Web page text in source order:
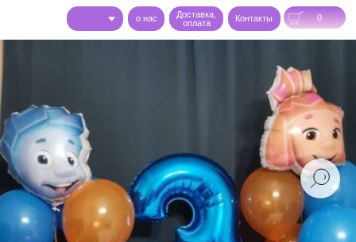
0
Доставка,
оплата
Контакты